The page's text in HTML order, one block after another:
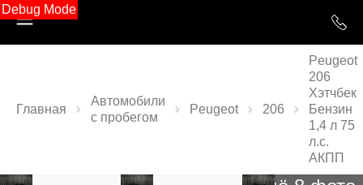
Debug Mode
Главная
Автомобили
с пробегом
Peugeot 206
Peugeot
206
Хэтчбек
Бензин
1,4 л 75
л.с.
АКПП